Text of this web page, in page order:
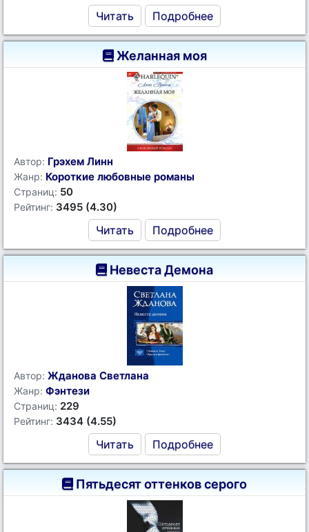
Читать Подробнее
Желанная моя
Автор: Грэхем Линн
Жанр: Короткие любовные романы
Страниц: 50
Рейтинг: 3495 (4.30)
Читать Подробнее
Невеста Демона
Автор: Жданова Светлана
Жанр: Фэнтези
Страниц: 229
Рейтинг: 3434 (4.55)
Читать Подробнее
Пятьдесят оттенков серого